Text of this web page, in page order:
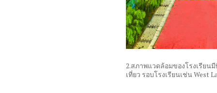
2.สภาพแวดล้อมของโรงเรียน
เที่ยว รอบโรงเรียนเช่น West